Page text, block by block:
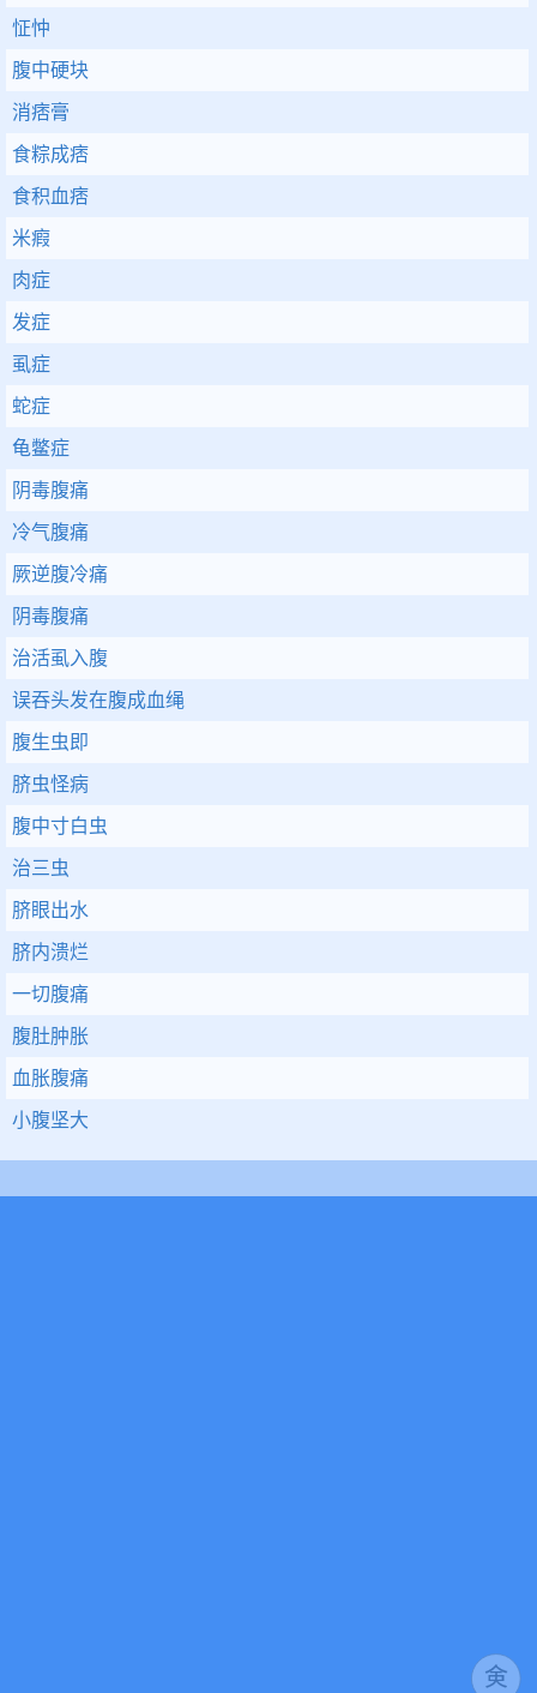
怔忡
腹中硬块
消痞膏
食粽成痞
食积血痞
米瘕
肉症
发症
虱症
蛇症
龟鳖症
阴毒腹痛
冷气腹痛
厥逆腹冷痛
阴毒腹痛
治活虱入腹
误吞头发在腹成血绳
腹生虫即
脐虫怪病
腹中寸白虫
治三虫
脐眼出水
脐内溃烂
一切腹痛
腹肚肿胀
血胀腹痛
小腹坚大